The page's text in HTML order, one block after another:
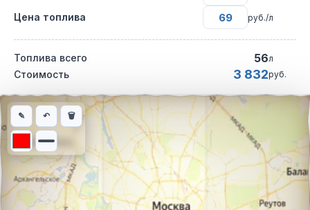
Цена топлива руб./л
Топлива всего 56л
Стоимость 3 832руб.
Интерактивная карта автомобильного маршрута из города
✎ ↶ 🗑